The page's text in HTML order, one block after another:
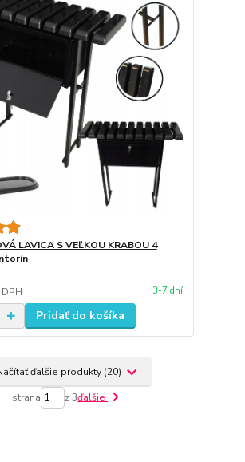
LAVICA S VEĽKOU KRABOU 4
3-7 dní
Pridať do košíka
ďalšie produkty (20)
strana z 3ďalšie